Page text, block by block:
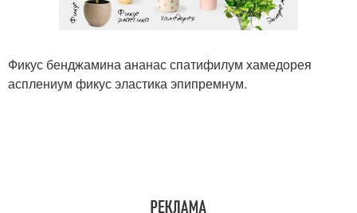
Фикус бенджамина ананас спатифилум хамедорея
асплениум фикус эластика эпипремнум.